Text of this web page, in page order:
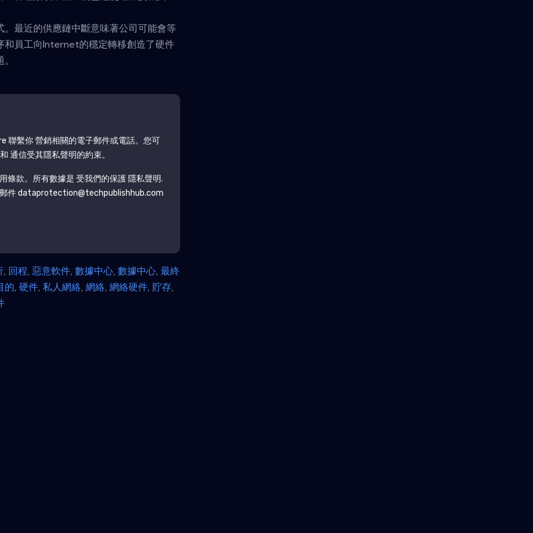
最近的供應鏈中斷意味著公司可能會等
和員工向Internet的穩定轉移創造了硬件
聯繫你 營銷相關的電子郵件或電話。您可
通信受其隱私聲明的約束。
條款。所有數據是 受我們的保護 隱私聲明.
件 dataprotection@techpublishhub.com
, 回程,惡意軟件,數據中心,數據中心,最終
的,硬件,私人網絡,網絡,網絡硬件, 貯存,